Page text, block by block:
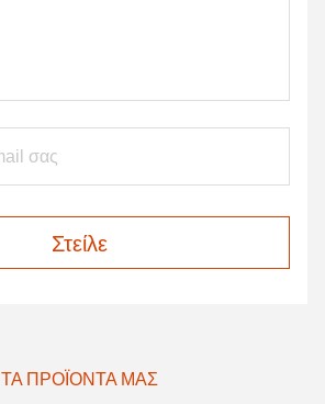
Στείλε
ΤΑ ΠΡΟΪΌΝΤΑ ΜΑΣ